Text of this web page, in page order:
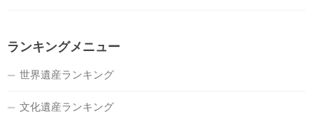
ランキングメニュー
世界遺産ランキング
文化遺産ランキング